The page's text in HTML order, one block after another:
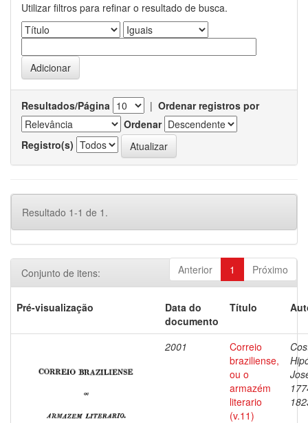
Utilizar filtros para refinar o resultado de busca.
Resultados/Página | Ordenar registros por
Ordenar
Registro(s)
Resultado 1-1 de 1.
Anterior 1 Próximo
Conjunto de itens:
Pré-visualização
Data do
documento
Título
2001
Correio
braziliense,
ou o
armazém
literario
(v.11)